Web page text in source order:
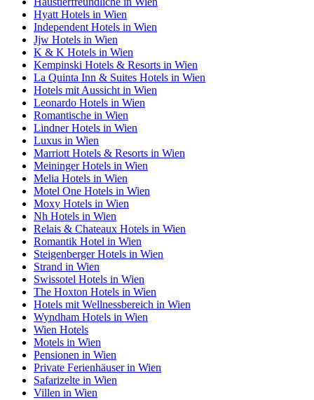
Hyatt Hotels in Wien
Independent Hotels in Wien
Jjw Hotels in Wien
K & K Hotels in Wien
Kempinski Hotels & Resorts in Wien
La Quinta Inn & Suites Hotels in Wien
Hotels mit Aussicht in Wien
Leonardo Hotels in Wien
Romantische in Wien
Lindner Hotels in Wien
Luxus in Wien
Marriott Hotels & Resorts in Wien
Meininger Hotels in Wien
Melia Hotels in Wien
Motel One Hotels in Wien
Moxy Hotels in Wien
Nh Hotels in Wien
Relais & Chateaux Hotels in Wien
Romantik Hotel in Wien
Steigenberger Hotels in Wien
Strand in Wien
Swissotel Hotels in Wien
The Hoxton Hotels in Wien
Hotels mit Wellnessbereich in Wien
Wyndham Hotels in Wien
Wien Hotels
Motels in Wien
Pensionen in Wien
Private Ferienhäuser in Wien
Safarizelte in Wien
Villen in Wien